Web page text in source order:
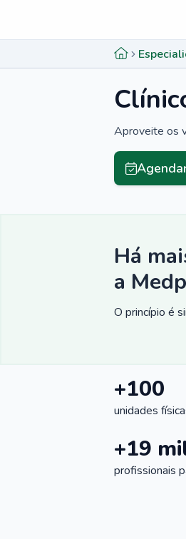
Aproveite os
Há
a
O princípio é
+100
unidades
+19
profissionais